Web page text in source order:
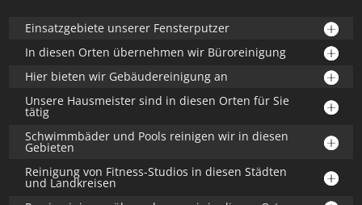
Einsatzgebiete unserer Fensterputzer
In diesen Orten übernehmen wir Büroreinigung
Hier bieten wir Gebäudereinigung an
Unsere Hausmeister sind in diesen Orten für Sie
tätig
Schwimmbäder und Pools reinigen wir in diesen
Gebieten
Reinigung von Fitness-Studios in diesen Städten
und Landkreisen